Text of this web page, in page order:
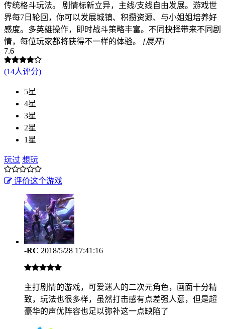
传统格斗玩法。 剧情标新立异，主线/支线自由发展。游戏世
界每7日轮回，你可以发展城镇、积攒资源、与小姐姐培养好
感度。多英雄操作，即时战斗策略丰富。不同抉择带来不同剧
情，每位玩家都将获得不一样的体验。
[展开]
7.6
(14人评分)
5星
4星
3星
2星
1星
玩过 想玩
评价这个游戏
-RC 2018/5/28 17:41:16
主打剧情的游戏，可爱迷人的二次元角色，画面十分精
致，玩法也很多样，虽然打击感有点差强人意，但是超
豪华的声优阵容也足以弥补这一点缺陷了